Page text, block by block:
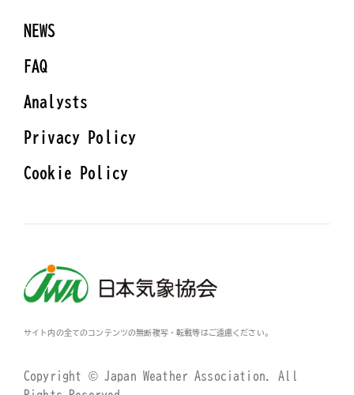
NEWS
FAQ
Analysts
Privacy Policy
Cookie Policy
Copyright © Japan Weather Association. All
サイト内の全てのコンテンツの無断複写・転載等はご遠慮ください。